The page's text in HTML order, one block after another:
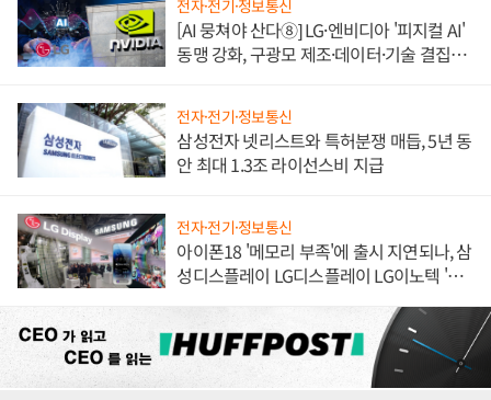
전자·전기·정보통신
[AI 뭉쳐야 산다⑧] LG·엔비디아 '피지컬 AI'
동맹 강화, 구광모 제조·데이터·기술 결집
전자·전기·정보통신
삼성전자 넷리스트와 특허분쟁 매듭, 5년 동
안 최대 1.3조 라이선스비 지급
전자·전기·정보통신
아이폰18 '메모리 부족'에 출시 지연되나, 삼
성디스플레이 LG디스플레이 LG이노텍 '탈